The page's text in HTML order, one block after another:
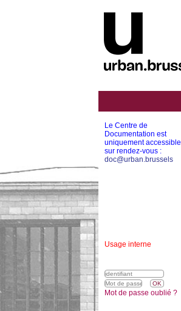
Le Centre de
Documentation est
uniquement accessible
sur rendez-vous :
doc@urban.brussels
Usage interne
Mot de passe oublié ?